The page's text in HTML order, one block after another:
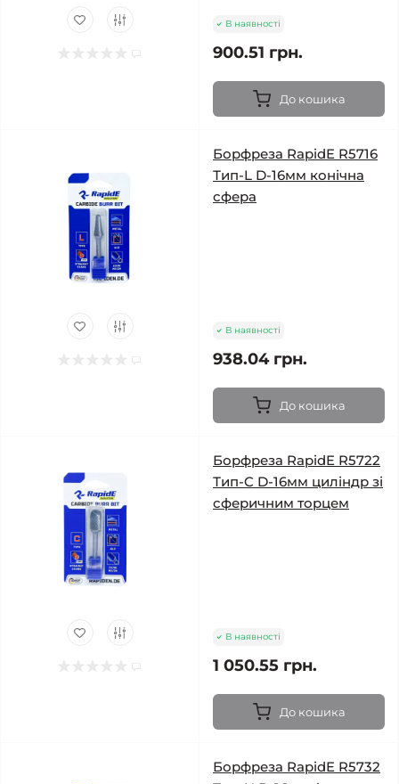
В наявності
900.51 грн.
До кошика
Борфреза RapidE R5716
Тип-L D-16мм конічна
сфера
В наявності
938.04 грн.
До кошика
Борфреза RapidE R5722
Тип-C D-16мм циліндр зі
сферичним торцем
В наявності
1 050.55 грн.
До кошика
Борфреза RapidE R5732